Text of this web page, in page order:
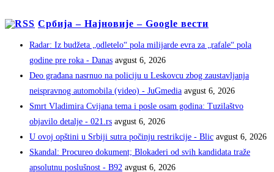
Србија – Најновије – Google вести
Radar: Iz budžeta „odletelo“ pola milijarde evra za „rafale“ pola
godine pre roka - Danas avgust 6, 2026
Deo građana nasrnuo na policiju u Leskovcu zbog zaustavljanja
neispravnog automobila (video) - JuGmedia avgust 6, 2026
Smrt Vladimira Cvijana tema i posle osam godina: Tuzilaštvo
objavilo detalje - 021.rs avgust 6, 2026
U ovoj opštini u Srbiji sutra počinju restrikcije - Blic avgust 6, 2026
Skandal: Procureo dokument; Blokaderi od svih kandidata traže
apsolutnu poslušnost - B92 avgust 6, 2026